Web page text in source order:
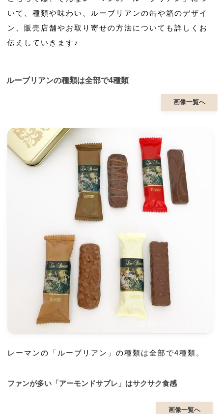
いて、種類や味わい、ルーブリアンの缶や箱のデザイ
ン、販売店舗やお取り寄せの方法についても詳しくお
伝えしていきます♪
ルーブリアンの種類は全部で4種類
画像一覧へ
レーマンの「ルーブリアン」の種類は全部で4種類。
ファンが多い「アーモンドサブレ」はサクサク食感
画像一覧へ